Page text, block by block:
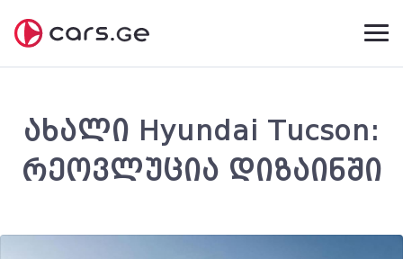
ახალი Hyundai Tucson:
რეოვლუცია დიზაინში